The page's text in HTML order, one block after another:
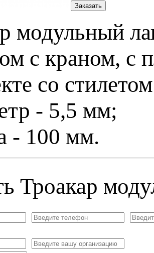
Заказать
модульный
с краном, с
со
- 5,5 мм;
- 100 мм.
Троакар